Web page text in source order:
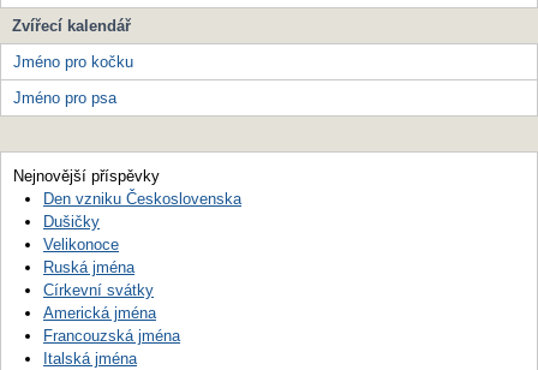
Zvířecí kalendář
Jméno pro kočku
Jméno pro psa
Nejnovější příspěvky
Den vzniku Československa
Dušičky
Velikonoce
Ruská jména
Církevní svátky
Americká jména
Francouzská jména
Italská jména